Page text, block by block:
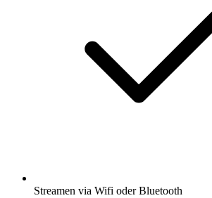
Streamen via Wifi oder Bluetooth